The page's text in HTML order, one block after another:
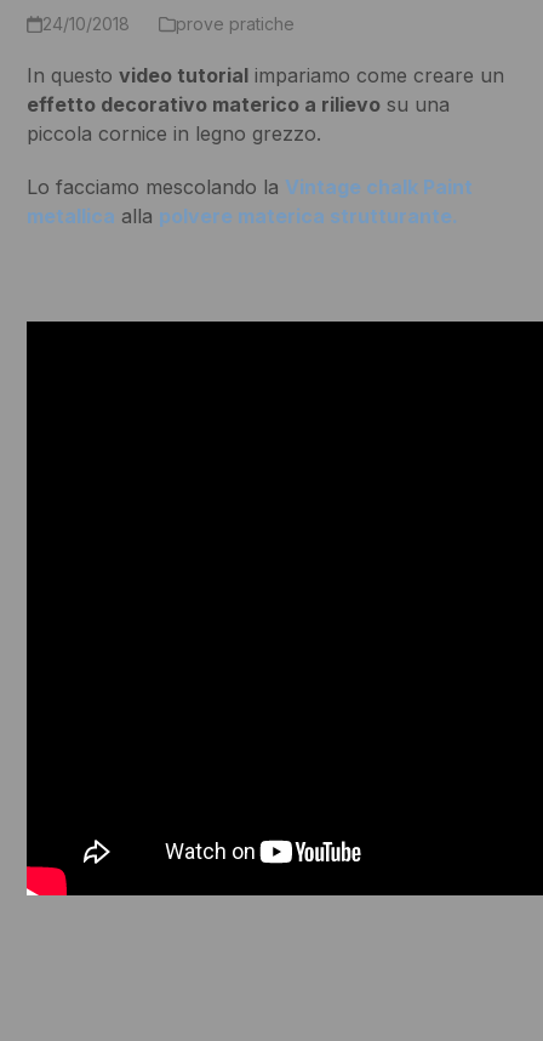
24/10/2018 prove pratiche
In questovideo tutorial impariamo come creare un
effetto decorativo materico a rilievo su una
piccola cornice in legno grezzo.
Lo facciamo mescolando la Vintage chalk Paint
metallica alla polvere materica strutturante.